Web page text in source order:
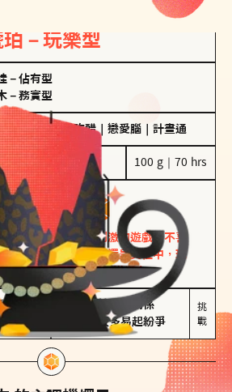
－玩樂型
－ 佔有型
－ 務實型
的發電機｜ 愛吃醋｜ 戀愛腦 計畫通
100 g｜70 hrs
玩樂型
皮革、琥珀
溢，視戀愛為一場刺激的遊戲，不喜
綑綁。無論是約會中還是交往中，玩
帶來樂趣，讓關係充滿活力。
害怕確認關係
桃花較多易起紛爭
挑
戰